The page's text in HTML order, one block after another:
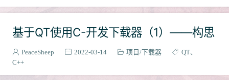
基于QT使用C-开发下载器（1）——构思
PeaceSheep 2022-03-14 项目 下载器
QT
C++